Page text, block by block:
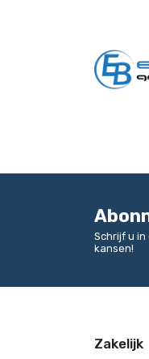
Schrijf u
kansen!
Zakelijk